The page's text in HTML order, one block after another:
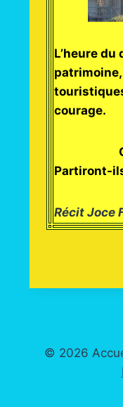
L’heure
courage.
Certains
Partiront-
Récit Joce
© 2026